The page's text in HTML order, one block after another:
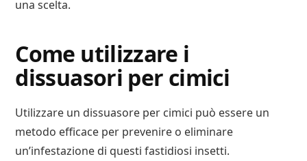
una scelta.
Come utilizzare i
dissuasori per cimici
Utilizzare un dissuasore per cimici può essere un
metodo efficace per prevenire o eliminare
un’infestazione di questi fastidiosi insetti.